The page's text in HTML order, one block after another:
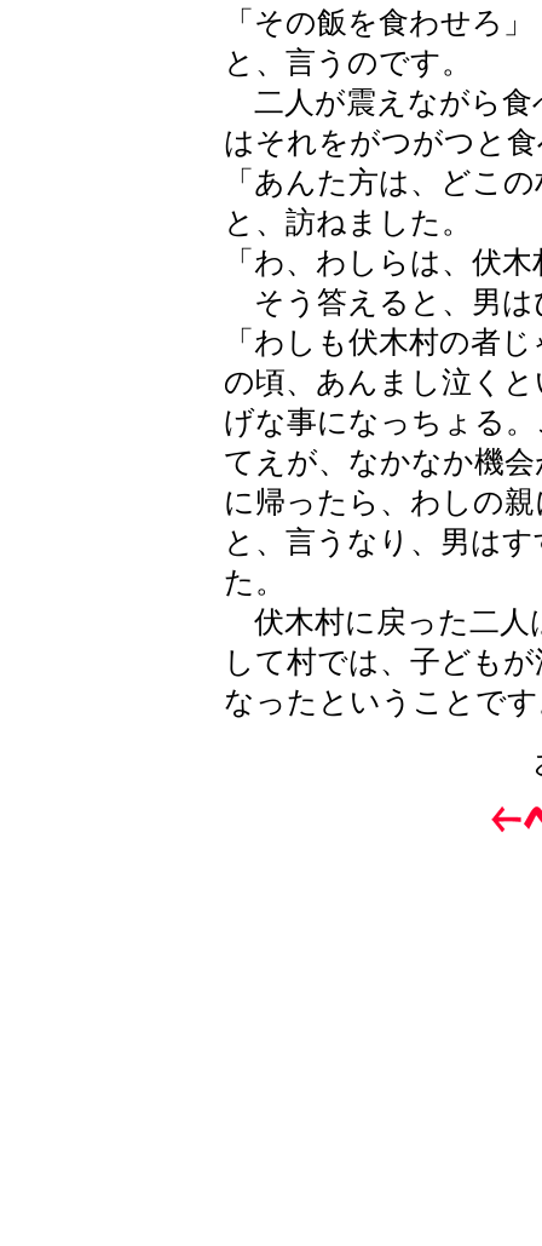
「その飯を食わせろ」
と、言うのです。
二人が震えながら食
はそれをがつがつと
「あんた方は、どこ
と、訪ねました。
「わ、わしらは、伏
そう答えると、男は
「わしも伏木村の者
の頃、あんまし泣く
げな事になっちょる
てえが、なかなか機
に帰ったら、わしの
と、言うなり、男は
た。
伏木村に戻った二人
して村では、子ども
なったということで